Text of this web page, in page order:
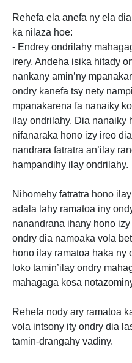
Rehefa ela anefa ny ela
ka nilaza hoe:
- Endrey ondrilahy
irery. Andeha isika hitady
nankany amin’ny
ondry kanefa tsy nety
mpanakarena fa nanaiky
ilay ondrilahy. Dia nanaiky
nifanaraka hono izy ireo
nandrara fatratra an’ilay
hampandihy ilay ondrilahy.
Nihomehy fatratra hono
adala lahy ramatoa iny
nanandrana ihany hono
ondry dia namoaka vola
hono ilay ramatoa haka ny
loko tamin’ilay ondry
mahagaga kosa
Rehefa nody ary ramatoa
vola intsony ity ondry dia
tamin-drangahy vadiny.